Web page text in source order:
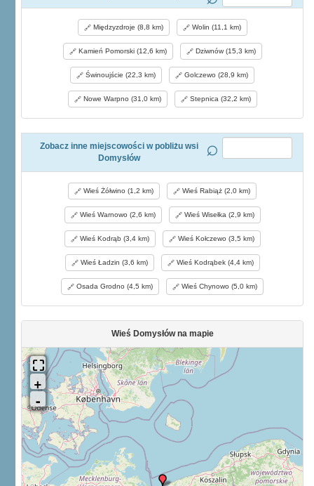
Międzyzdroje (8,8 km) Wolin (11,1 km)
Kamień Pomorski (12,6 km) Dziwnów (15,3 km)
Świnoujście (22,3 km) Golczewo (28,9 km)
Nowe Warpno (31,0 km) Stepnica (32,2 km)
Zobacz inne miejscowości w pobliżu wsi
Domysłów
Wieś Żółwino (1,2 km) Wieś Rabiąż (2,0 km)
Wieś Warnowo (2,6 km) Wieś Wisełka (2,9 km)
Wieś Kodrąb (3,4 km) Wieś Kołczewo (3,5 km)
Wieś Ładzin (3,6 km) Wieś Kodrąbek (4,4 km)
Osada Grodno (4,5 km) Wieś Chynowo (5,0 km)
Wieś Domysłów na mapie